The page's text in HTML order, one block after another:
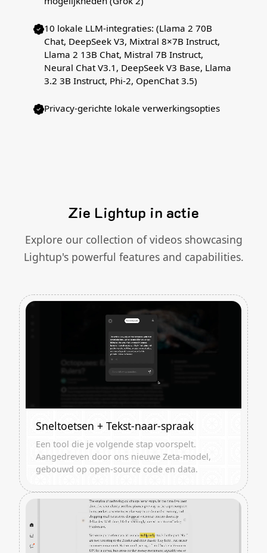
10 lokale LLM-integraties: (Llama 2 70B
Chat, DeepSeek V3, Mixtral 8×7B Instruct,
Llama 2 13B Chat, Mistral 7B Instruct,
Neural Chat V3.1, DeepSeek V3 Base, Llama
3.2 3B Instruct, Phi-2, OpenChat 3.5)
Privacy-gerichte lokale verwerkingsopties
Zie Lightup in actie
Explore our collection of videos showcasing
Lightup's powerful features and capabilities.
Sneltoetsen + Tekst-naar-spraak
Een tool die je volgende stap voorspelt.
Aangedreven door ons nieuwe Zeta-model,
gebouwd op open-source code en data.